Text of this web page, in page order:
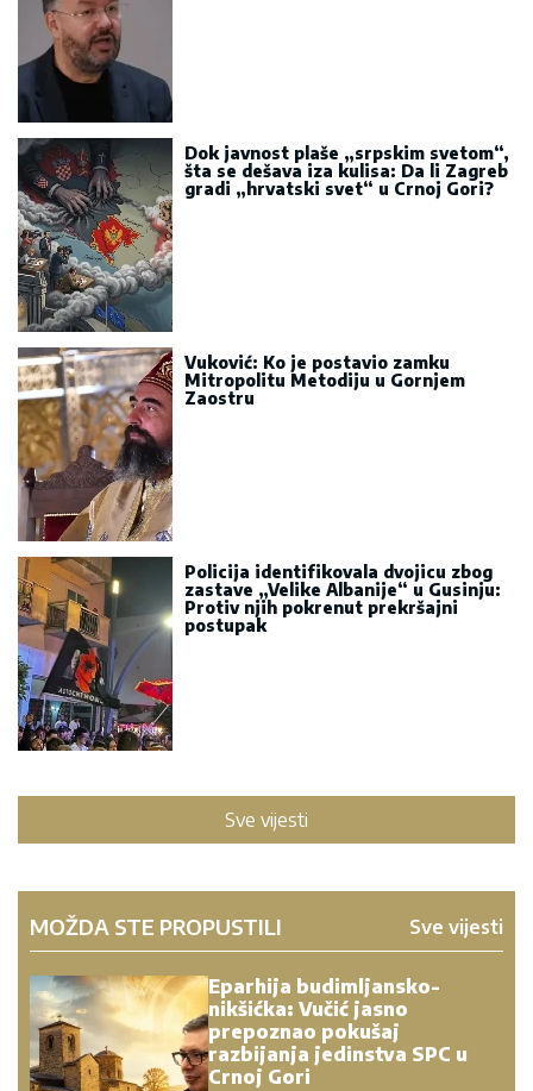
Dok javnost plaše „srpskim svetom“,
šta se dešava iza kulisa: Da li Zagreb
gradi „hrvatski svet“ u Crnoj Gori?
Vuković: Ko je postavio zamku
Mitropolitu Metodiju u Gornjem
Zaostru
Policija identifikovala dvojicu zbog
zastave „Velike Albanije“ u Gusinju:
Protiv njih pokrenut prekršajni
postupak
Sve vijesti
MOŽDA STE PROPUSTILI Sve vijesti
Eparhija budimljansko-
nikšićka: Vučić jasno
prepoznao pokušaj
razbijanja jedinstva SPC u
Crnoj Gori